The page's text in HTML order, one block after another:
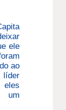
ele
ao
líder
eles
um